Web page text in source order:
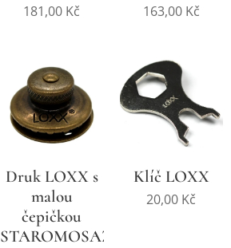
181,00 Kč 163,00Kč
Druk LOXX s
malou
čepičkou
STAROMOSAZ
Klíč LOXX
20,00 Kč